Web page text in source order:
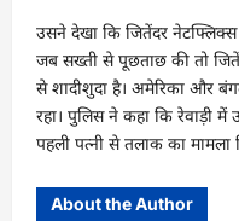
उसने देखा कि जितेंदर नेटफ्लिक्स
जब सख्ती से पूछताछ की तो
से शादीशुदा है। अमेरिका और
रहा। पुलिस ने कहा कि
पहली पत्नी से तलाक का मामला
About the Author